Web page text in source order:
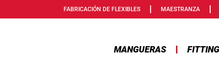
FABRICACIÓN DE FLEXIBLES MAESTRANZA
MANGUERAS